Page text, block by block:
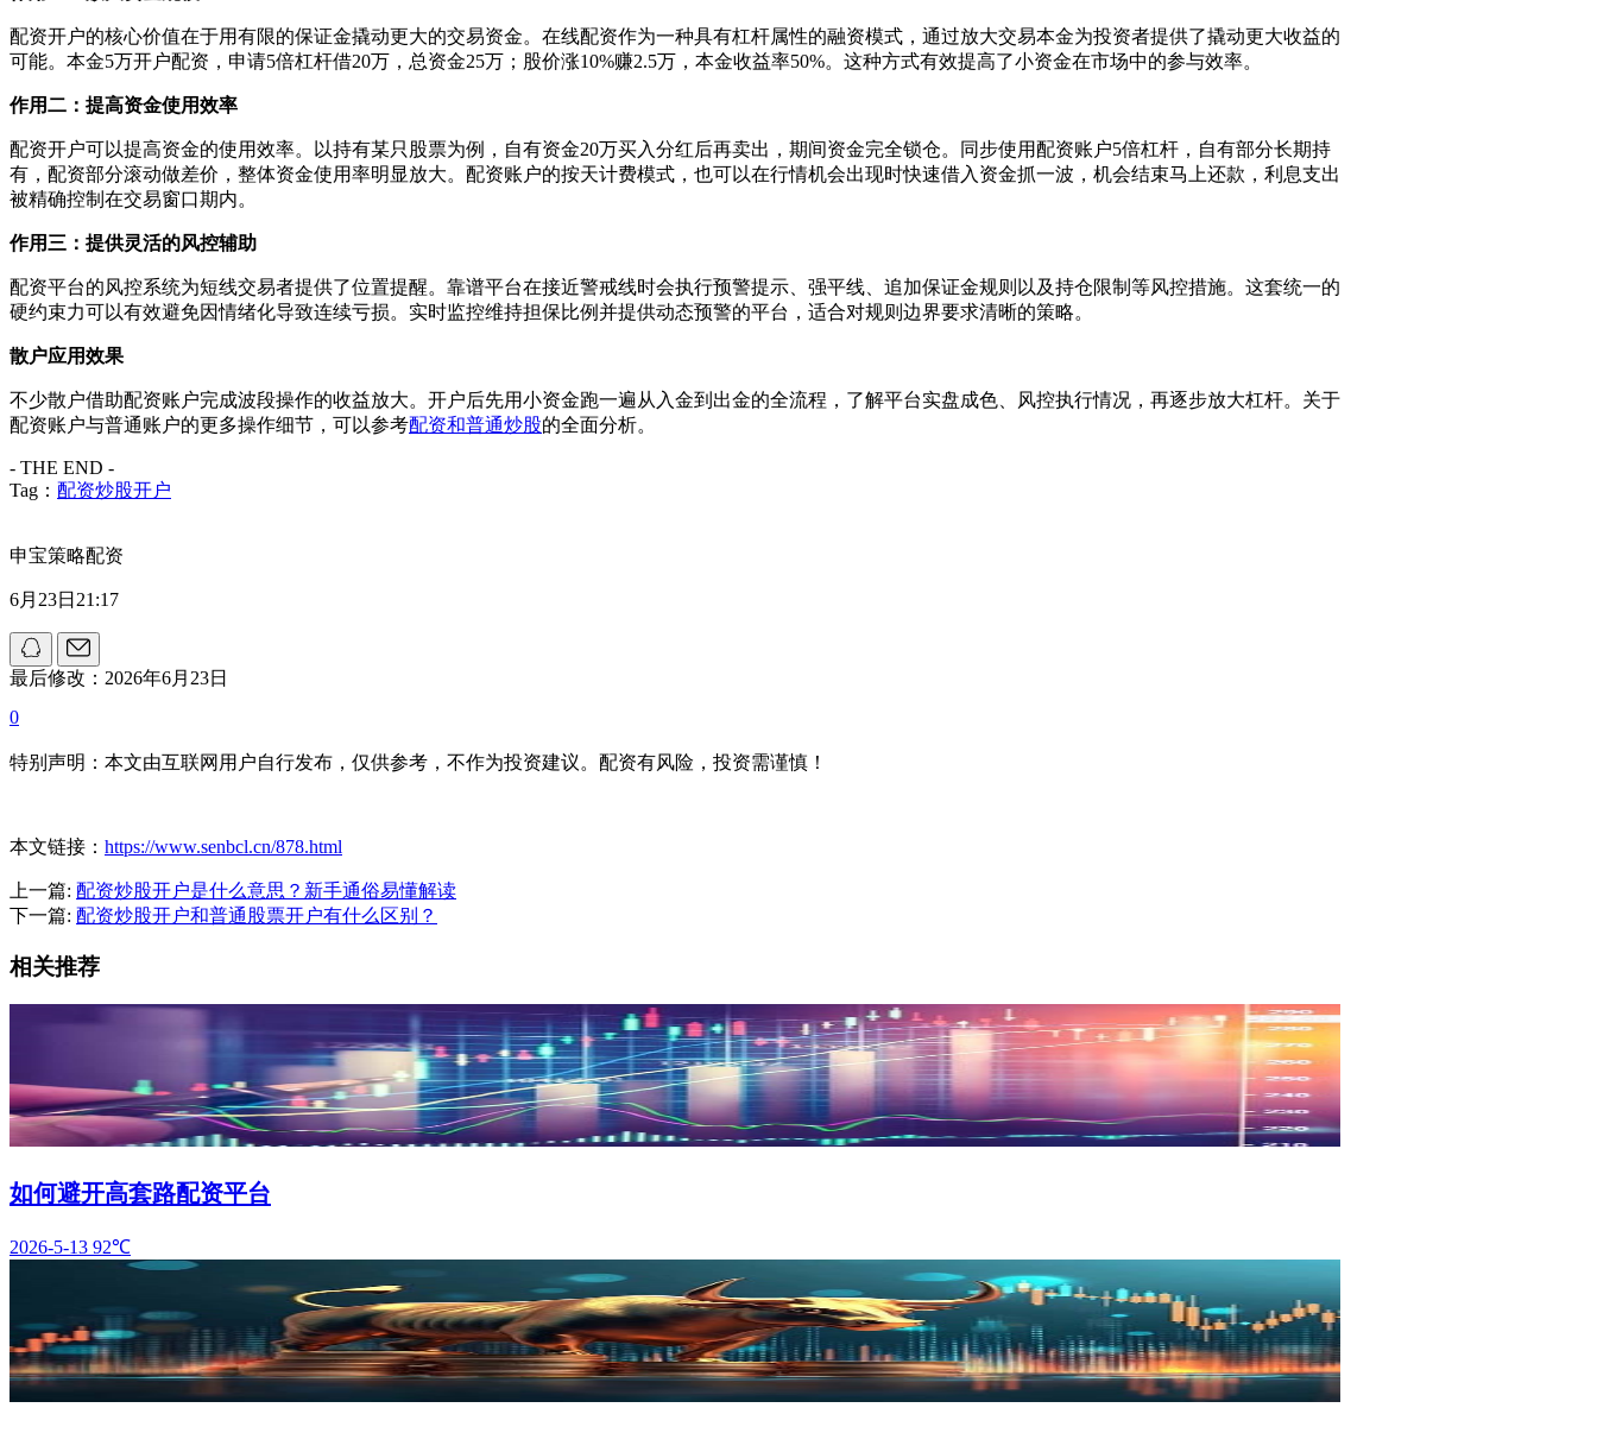
配资开户的核心价值在于用有限的保证金撬动更大的交易资金。在线配资作为一种具有杠杆属性的融资模式，通过放大交易本金为投资者提供了撬动更大收益的
可能。本金5万开户配资，申请5倍杠杆借20万，总资金25万；股价涨10%赚2.5万，本金收益率50%。这种方式有效提高了小资金在市场中的参与效率。
作用二：提高资金使用效率
配资开户可以提高资金的使用效率。以持有某只股票为例，自有资金20万买入分红后再卖出，期间资金完全锁仓。同步使用配资账户5倍杠杆，自有部分长期持
有，配资部分滚动做差价，整体资金使用率明显放大。配资账户的按天计费模式，也可以在行情机会出现时快速借入资金抓一波，机会结束马上还款，利息支出
被精确控制在交易窗口期内。
作用三：提供灵活的风控辅助
配资平台的风控系统为短线交易者提供了位置提醒。靠谱平台在接近警戒线时会执行预警提示、强平线、追加保证金规则以及持仓限制等风控措施。这套统一的
硬约束力可以有效避免因情绪化导致连续亏损。实时监控维持担保比例并提供动态预警的平台，适合对规则边界要求清晰的策略。
散户应用效果
不少散户借助配资账户完成波段操作的收益放大。开户后先用小资金跑一遍从入金到出金的全流程，了解平台实盘成色、风控执行情况，再逐步放大杠杆。关于
配资账户与普通账户的更多操作细节，可以参考配资和普通炒股的全面分析。
- THE END -
Tag： 配资炒股开户
申宝策略配资
6月23日21:17
最后修改：2026年6月23日
0
特别声明：本文由互联网用户自行发布，仅供参考，不作为投资建议。配资有风险，投资需谨慎！
本文链接： https://www.senbcl.cn/878.html
上一篇: 配资炒股开户是什么意思？新手通俗易懂解读
下一篇: 配资炒股开户和普通股票开户有什么区别？
相关推荐
如何避开高套路配资平台
2026-5-13 92℃